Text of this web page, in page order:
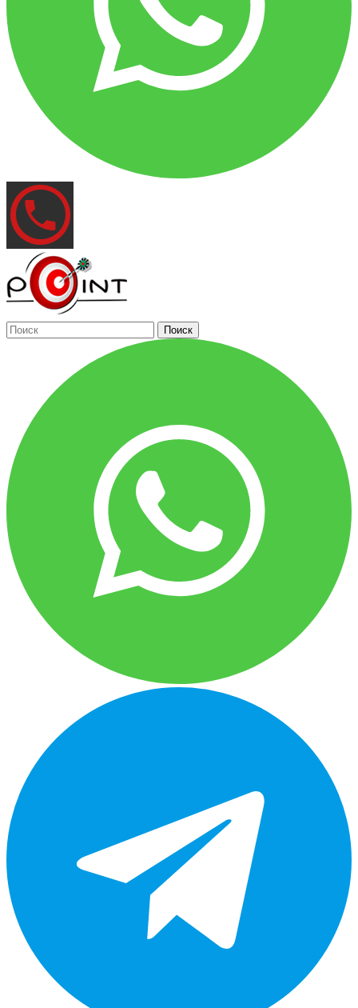
Поиск